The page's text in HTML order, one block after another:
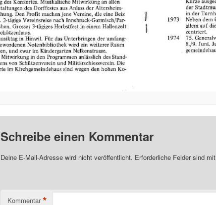
Schreibe einen Kommentar
Deine E-Mail-Adresse wird nicht veröffentlicht. Erforderliche Felder sind mit
Kommentar *